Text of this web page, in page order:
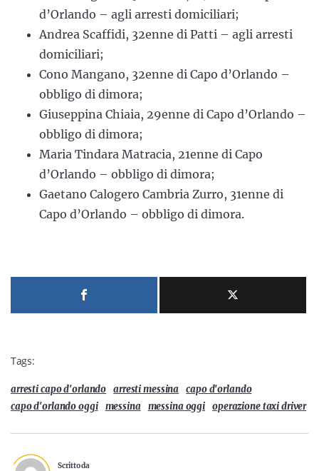
d’Orlando – agli arresti domiciliari;
Andrea Scaffidi, 32enne di Patti – agli arresti
domiciliari;
Cono Mangano, 32enne di Capo d’Orlando –
obbligo di dimora;
Giuseppina Chiaia, 29enne di Capo d’Orlando –
obbligo di dimora;
Maria Tindara Matracia, 21enne di Capo
d’Orlando – obbligo di dimora;
Gaetano Calogero Cambria Zurro, 31enne di
Capo d’Orlando – obbligo di dimora.
Tags:
arresti capo d'orlando arresti messina
capo d'orlando
capo d'orlando oggi
messina messina oggi operazione taxi driver
Scritto da